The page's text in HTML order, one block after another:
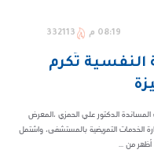
08:19 م 332113
تُكرم
الدكتور علي الحمزي ،المعرض
الخدمات التمريضية بالمستشفى، واشتمل
اُظهر من ...